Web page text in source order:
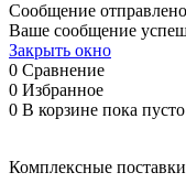
Сообщение отправлено
Ваше сообщение
Закрыть окно
0 Сравнение
0 Избранное
0 В корзине пока пусто
Комплексные